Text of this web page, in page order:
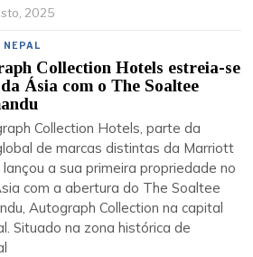
2025
NEPAL
Collection Hotels estreia-se
Ásia com o The Soaltee
Collection Hotels, parte da
de marcas distintas da Marriott
lançou a sua primeira propriedade no
com a abertura do The Soaltee
Autograph Collection na capital
Situado na zona histórica de